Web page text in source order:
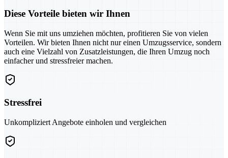
Diese Vorteile bieten wir Ihnen
Wenn Sie mit uns umziehen möchten, profitieren Sie von vielen
Vorteilen. Wir bieten Ihnen nicht nur einen Umzugsservice, sondern
auch eine Vielzahl von Zusatzleistungen, die Ihren Umzug noch
einfacher und stressfreier machen.
Stressfrei
Unkompliziert Angebote einholen und vergleichen